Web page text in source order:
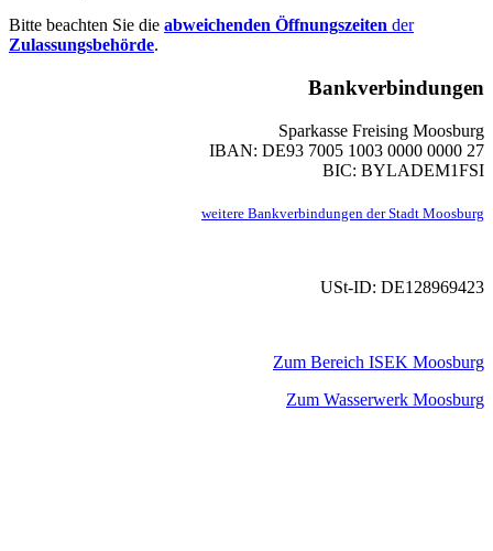
Bitte beachten Sie die abweichenden Öffnungszeiten der
Zulassungsbehörde.
Bankverbindungen
Sparkasse Freising Moosburg
IBAN: DE93 7005 1003 0000 0000 27
BIC: BYLADEM1FSI
weitere Bankverbindungen der Stadt Moosburg
USt-ID: DE128969423
Zum Bereich ISEK Moosburg
Zum Wasserwerk Moosburg